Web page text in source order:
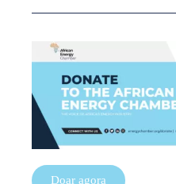
Doar agora